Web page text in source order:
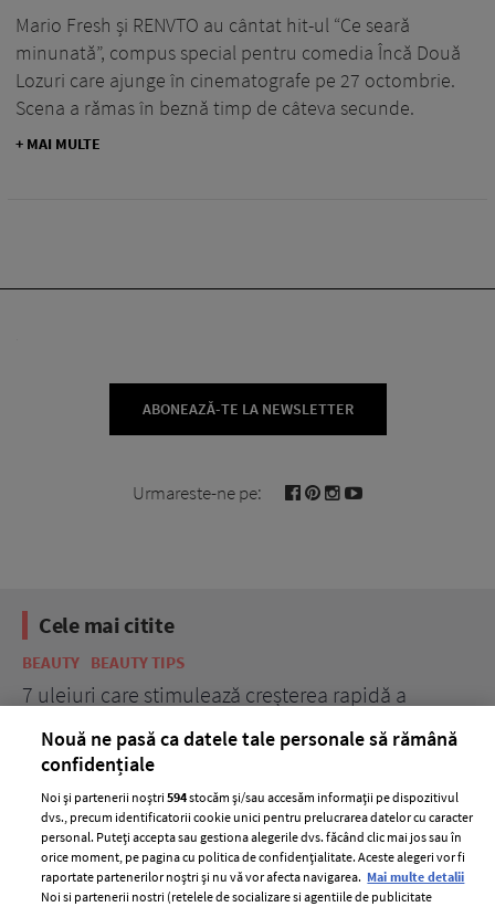
Mario Fresh și RENVTO au cântat hit-ul “Ce seară
minunată”, compus special pentru comedia Încă Două
Lozuri care ajunge în cinematografe pe 27 octombrie.
Scena a rămas în beznă timp de câteva secunde.
+ MAI MULTE
ABONEAZĂ-TE LA NEWSLETTER
Urmareste-ne pe:
Cele mai citite
BEAUTY BEAUTY TIPS
7 uleiuri care stimulează creșterea rapidă a
părului
Nouă ne pasă ca datele tale personale să rămână
confidențiale
Noi și partenerii noștri594stocăm și/sau accesăm informații pe dispozitivul
dvs., precum identificatorii cookie unici pentru prelucrarea datelor cu caracter
personal. Puteți accepta sau gestiona alegerile dvs. făcând clic mai jos sau în
orice moment, pe pagina cu politica de confidențialitate. Aceste alegeri vor fi
raportate partenerilor noștri și nu vă vor afecta navigarea. Mai multe detalii
Noi si partenerii nostri (retelele de socializare si agentiile de publicitate